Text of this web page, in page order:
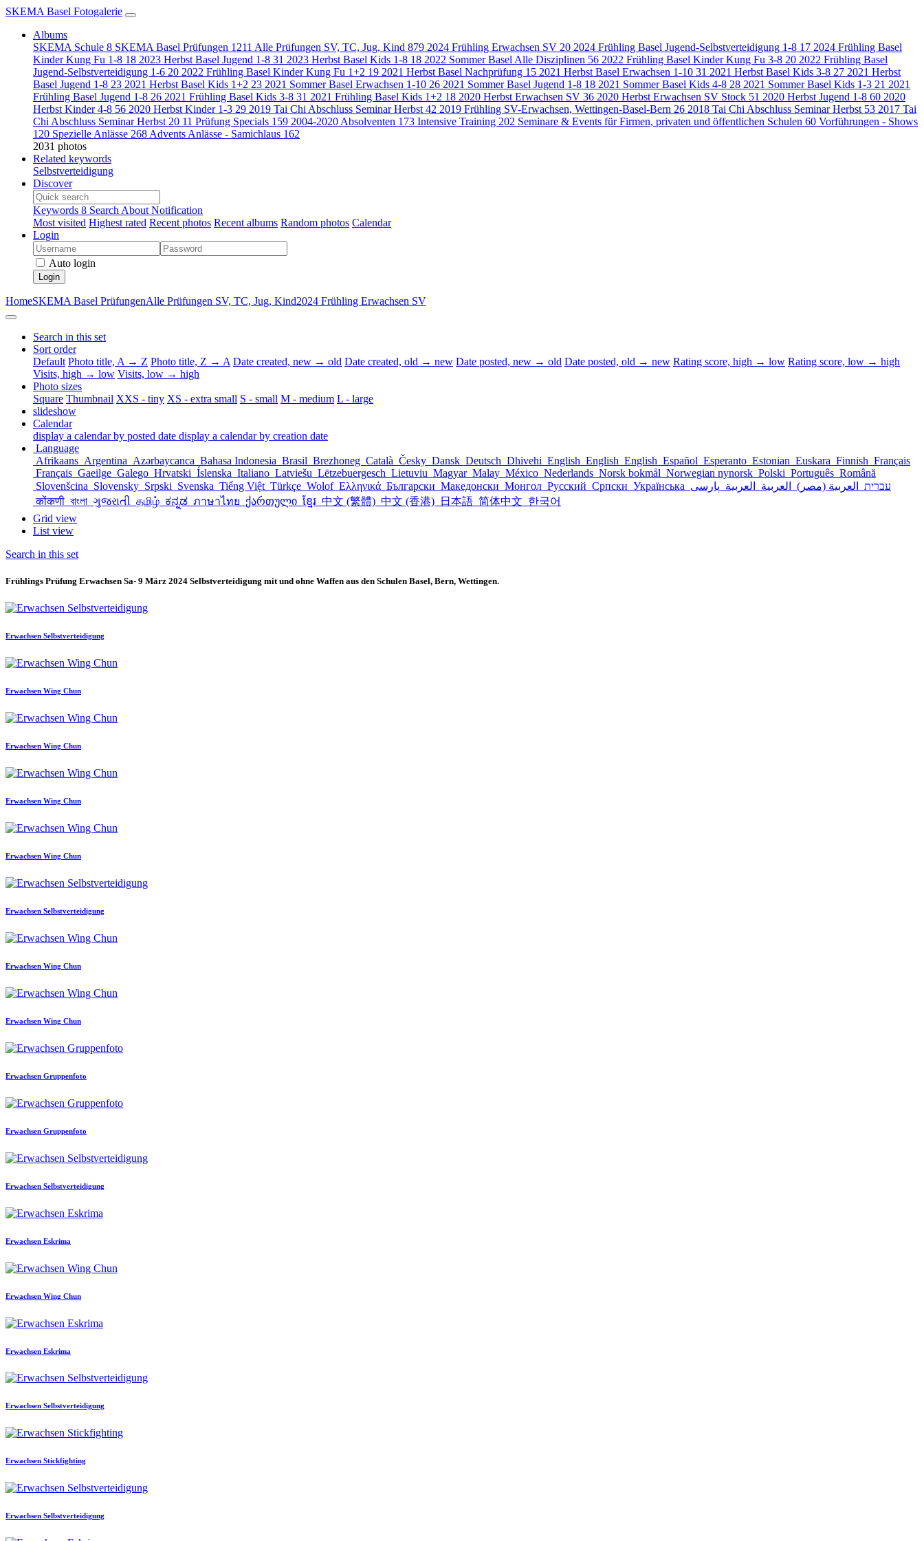
SKEMA Basel Fotogalerie
Albums
SKEMA Schule 8 SKEMA Basel Prüfungen 1211 Alle Prüfungen SV, TC, Jug, Kind 879 2024 Frühling Erwachsen SV 20 2024 Frühling Basel Jugend-Selbstverteidigung 1-8 17 2024 Frühling Basel
Kinder Kung Fu 1-8 18 2023 Herbst Basel Jugend 1-8 31 2023 Herbst Basel Kids 1-8 18 2022 Sommer Basel Alle Disziplinen 56 2022 Frühling Basel Kinder Kung Fu 3-8 20 2022 Frühling Basel
Jugend-Selbstverteidigung 1-6 20 2022 Frühling Basel Kinder Kung Fu 1+2 19 2021 Herbst Basel Nachprüfung 15 2021 Herbst Basel Erwachsen 1-10 31 2021 Herbst Basel Kids 3-8 27 2021 Herbst
Basel Jugend 1-8 23 2021 Herbst Basel Kids 1+2 23 2021 Sommer Basel Erwachsen 1-10 26 2021 Sommer Basel Jugend 1-8 18 2021 Sommer Basel Kids 4-8 28 2021 Sommer Basel Kids 1-3 21 2021
Frühling Basel Jugend 1-8 26 2021 Frühling Basel Kids 3-8 31 2021 Frühling Basel Kids 1+2 18 2020 Herbst Erwachsen SV 36 2020 Herbst Erwachsen SV Stock 51 2020 Herbst Jugend 1-8 60 2020
Herbst Kinder 4-8 56 2020 Herbst Kinder 1-3 29 2019 Tai Chi Abschluss Seminar Herbst 42 2019 Frühling SV-Erwachsen, Wettingen-Basel-Bern 26 2018 Tai Chi Abschluss Seminar Herbst 53 2017 Tai
Chi Abschluss Seminar Herbst 20 11 Prüfung Specials 159 2004-2020 Absolventen 173 Intensive Training 202 Seminare & Events für Firmen, privaten und öffentlichen Schulen 60 Vorführungen - Shows
120 Spezielle Anlässe 268 Advents Anlässe - Samichlaus 162
2031 photos
Related keywords
Selbstverteidigung
Discover
Keywords 8 Search About Notification
Most visited Highest rated Recent photos Recent albums Random photos Calendar
Login
Auto login
Login
HomeSKEMA Basel PrüfungenAlle Prüfungen SV, TC, Jug, Kind2024 Frühling Erwachsen SV
Search in this set
Sort order
Default Photo title, A → Z Photo title, Z → A Date created, new → old Date created, old → new Date posted, new → old Date posted, old → new Rating score, high → low Rating score, low → high
Visits, high → low Visits, low → high
Photo sizes
Square Thumbnail XXS - tiny XS - extra small S - small M - medium L - large
slideshow
Calendar
display a calendar by posted date display a calendar by creation date
Language
Afrikaans Argentina Azərbaycanca Bahasa Indonesia Brasil Brezhoneg Català Česky Dansk Deutsch Dhivehi English English English Español Esperanto Estonian Euskara Finnish Français
Français Gaeilge Galego Hrvatski Íslenska Italiano Latviešu Lëtzebuergesch Lietuviu Magyar Malay México Nederlands Norsk bokmål Norwegian nynorsk Polski Português Română
Slovenšcina Slovensky Srpski Svenska Tiếng Việt Türkçe Wolof Ελληνικά Български Македонски Монгол Русский Српски Українська עברית العربية (مصر) العربية العربية پارسی
कोंकणी বাংলা ગુજરાતી தமிழ் ಕನ್ನಡ ภาษาไทย ქართული ខ្មែរ 中文 (繁體) 中文 (香港) 日本語 简体中文 한국어
Grid view
List view
Search in this set
Frühlings Prüfung Erwachsen Sa- 9 März 2024 Selbstverteidigung mit und ohne Waffen aus den Schulen Basel, Bern, Wettingen.
Erwachsen Selbstverteidigung
Erwachsen Wing Chun
Erwachsen Wing Chun
Erwachsen Wing Chun
Erwachsen Wing Chun
Erwachsen Selbstverteidigung
Erwachsen Wing Chun
Erwachsen Wing Chun
Erwachsen Gruppenfoto
Erwachsen Gruppenfoto
Erwachsen Selbstverteidigung
Erwachsen Eskrima
Erwachsen Wing Chun
Erwachsen Eskrima
Erwachsen Selbstverteidigung
Erwachsen Stickfighting
Erwachsen Selbstverteidigung